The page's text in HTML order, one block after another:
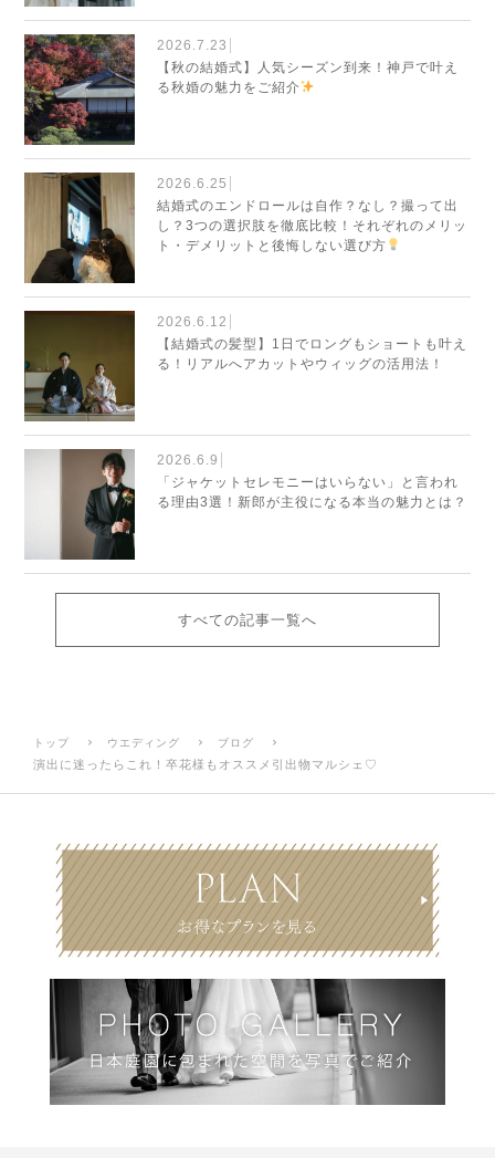
2026.7.23
【秋の結婚式】人気シーズン到来！神戸で叶え
る秋婚の魅力をご紹介
2026.6.25
結婚式のエンドロールは自作？なし？撮って出
し？3つの選択肢を徹底比較！それぞれのメリッ
ト・デメリットと後悔しない選び方
2026.6.12
【結婚式の髪型】1日でロングもショートも叶え
る！リアルへアカットやウィッグの活用法！
2026.6.9
「ジャケットセレモニーはいらない」と言われ
る理由3選！新郎が主役になる本当の魅力とは？
すべての記事一覧へ
トップ ウエディング ブログ
演出に迷ったらこれ！卒花様もオススメ引出物マルシェ♡